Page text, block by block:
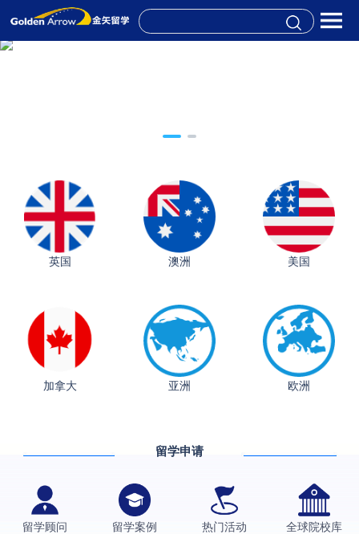
英国 澳洲 美国
加拿大 亚洲 欧洲
留学申请
留学顾问 留学案例 热门活动 全球院校库
格拉斯哥大学国际商务硕士录取案例
伯明翰大学数字媒体与创意产业硕士录取案例